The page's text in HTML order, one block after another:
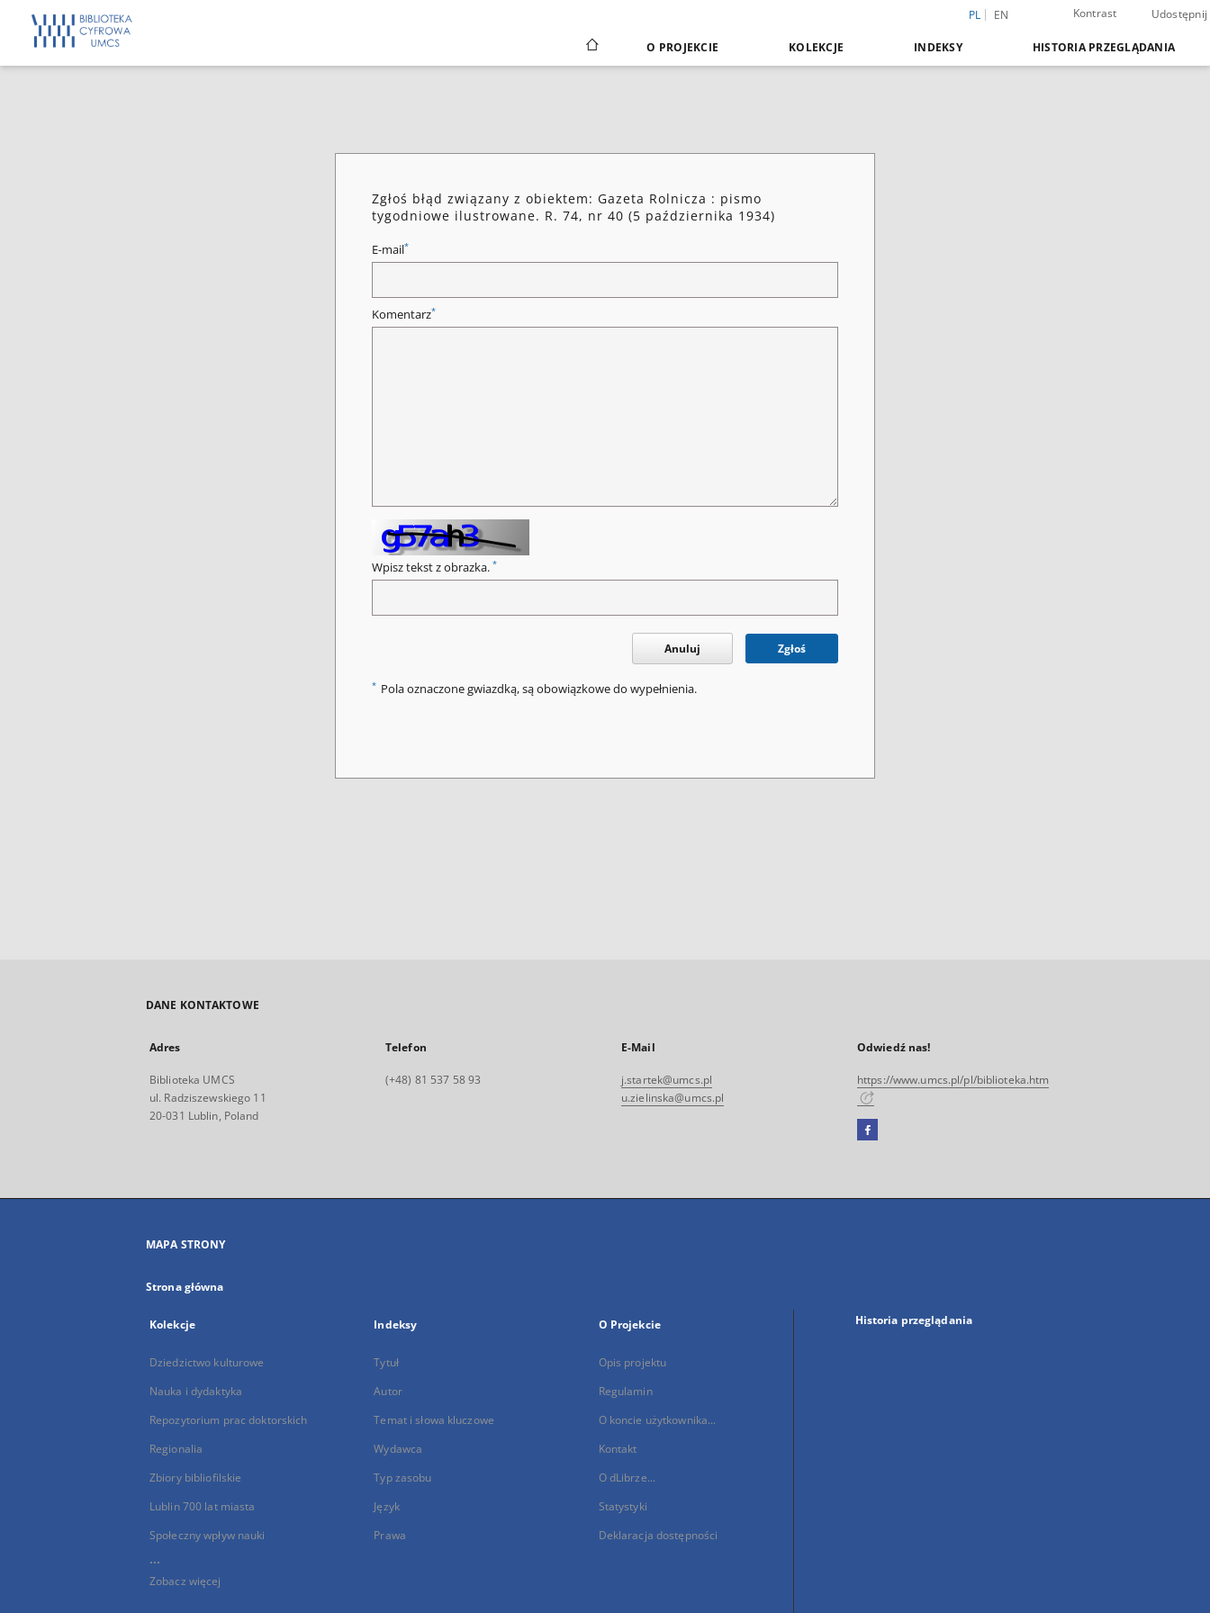
PL EN Kontrast Udostępnij
O PROJEKCIE KOLEKCJE INDEKSY HISTORIA PRZEGLĄDANIA
Zgłoś błąd związany z obiektem: Gazeta Rolnicza : pismo
tygodniowe ilustrowane. R. 74, nr 40 (5 października 1934)
E-mail*
Komentarz*
Wpisz tekst z obrazka. *
Anuluj Zgłoś
* Pola oznaczone gwiazdką, są obowiązkowe do wypełnienia.
DANE KONTAKTOWE
Adres
Biblioteka UMCS
ul. Radziszewskiego 11
20-031 Lublin, Poland
Telefon
(+48) 81 537 58 93
E-Mail
j.startek@umcs.pl
u.zielinska@umcs.pl
Odwiedź nas!
https://www.umcs.pl/pl/biblioteka.htm
Facebook
się
MAPA STRONY
Strona główna
Kolekcje
Dziedzictwo kulturowe
Nauka i dydaktyka
Repozytorium prac doktorskich
Regionalia
Zbiory bibliofilskie
Lublin 700 lat miasta
Społeczny wpływ nauki
...
Zobacz więcej
Indeksy
Tytuł
Autor
Temat i słowa kluczowe
Wydawca
Typ zasobu
Język
Prawa
O Projekcie
Opis projektu
Regulamin
O koncie użytkownika...
Kontakt
O dLibrze...
Statystyki
Deklaracja dostępności
Historia przeglądania